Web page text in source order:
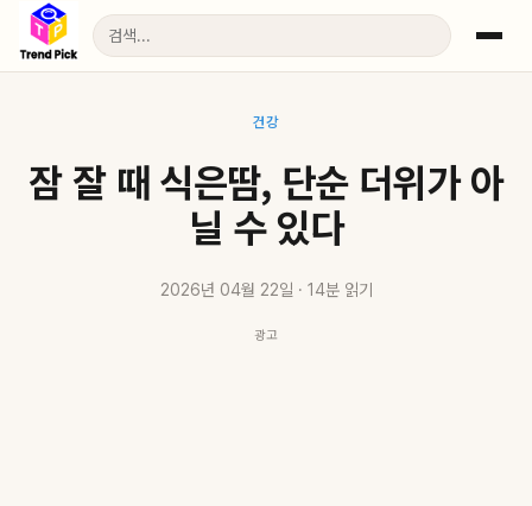
건강
잠 잘 때 식은땀, 단순 더위가 아
닐 수 있다
2026년 04월 22일 · 14분 읽기
광고